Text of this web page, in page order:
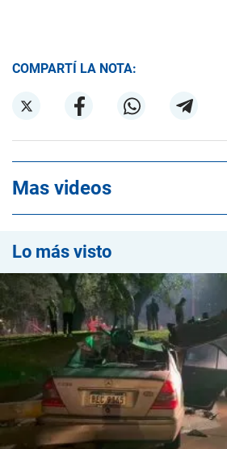
COMPARTÍ LA NOTA:
Mas videos
Lo más visto